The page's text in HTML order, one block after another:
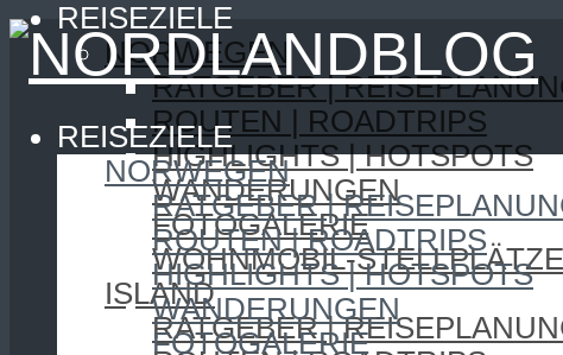
REISEZIELE
NORWEGEN
RATGEBER |
ROUTEN | ROADTRIPS
HIGHLIGHTS | HOTSPOTS
WANDERUNGEN
FOTOGALERIE
WOHNMOBIL-STELLPLÄTZE
ISLAND
RATGEBER |
REISEZIELE
NORWEGEN
RATGEBER |
ROUTEN | ROADTRIPS
HIGHLIGHTS | HOTSPOTS
WANDERUNGEN
FOTOGALERIE